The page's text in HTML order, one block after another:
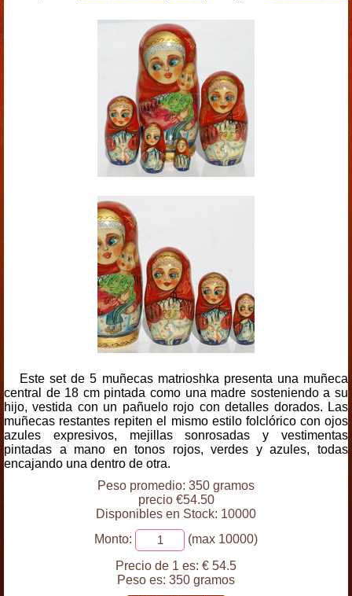
Este set de 5 muñecas matrioshka presenta una muñeca
central de 18 cm pintada como una madre sosteniendo a su
hijo, vestida con un pañuelo rojo con detalles dorados. Las
muñecas restantes repiten el mismo estilo folclórico con ojos
azules expresivos, mejillas sonrosadas y vestimentas
pintadas a mano en tonos rojos, verdes y azules, todas
encajando una dentro de otra.
Peso promedio: 350 gramos
precio €54.50
Disponibles en Stock: 10000
Monto:
(max 10000)
Precio de 1 es: € 54.5
Peso es: 350 gramos